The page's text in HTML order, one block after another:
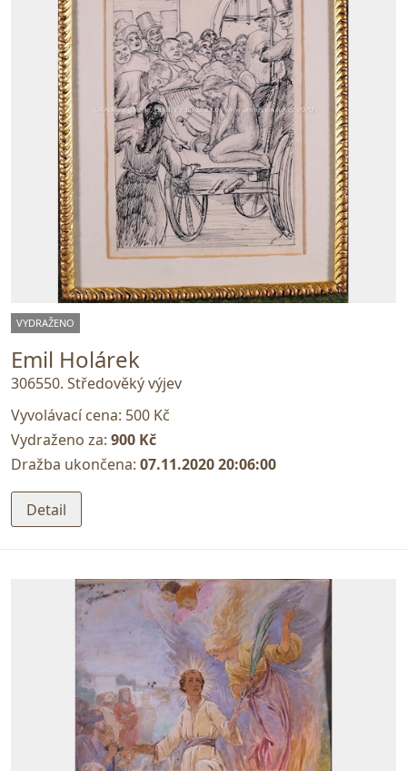
VYDRAŽENO
Emil Holárek
306550. Středověký výjev
Vyvolávací cena: 500 Kč
Vydraženo za: 900 Kč
Dražba ukončena: 07.11.2020 20:06:00
Detail